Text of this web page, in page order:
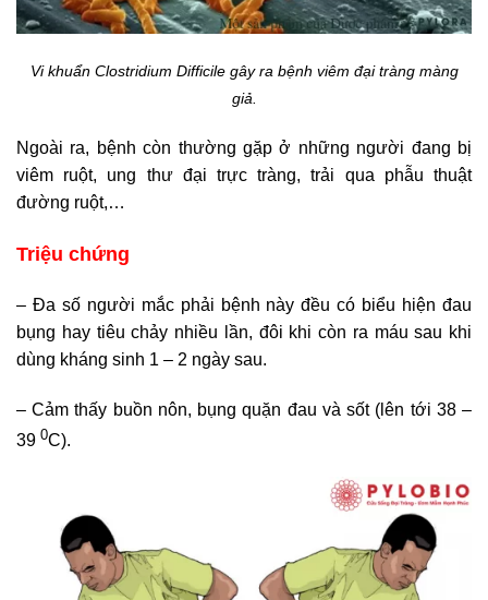
Vi khuẩn Clostridium Difficile gây ra bệnh viêm đại tràng màng
giả.
Ngoài ra, bệnh còn thường gặp ở những người đang bị
viêm ruột, ung thư đại trực tràng, trải qua phẫu thuật
đường ruột,…
Triệu chứng
– Đa số người mắc phải bệnh này đều có biểu hiện đau
bụng hay tiêu chảy nhiều lần, đôi khi còn ra máu sau khi
dùng kháng sinh 1 – 2 ngày sau.
– Cảm thấy buồn nôn, bụng quặn đau và sốt (lên tới 38 –
39 0C).